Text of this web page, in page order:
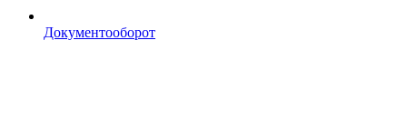
Документооборот